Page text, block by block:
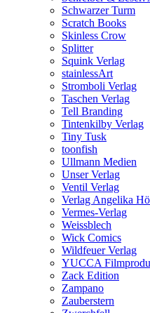
Schwarzer Turm
Scratch Books
Skinless Crow
Splitter
Squink Verlag
stainlessArt
Stromboli Verlag
Taschen Verlag
Tell Branding
Tintenkilby Verlag
Tiny Tusk
toonfish
Ullmann Medien
Unser Verlag
Ventil Verlag
Verlag Angelika
Vermes-Verlag
Weissblech
Wick Comics
Wildfeuer Verlag
YUCCA
Zack Edition
Zampano
Zauberstern